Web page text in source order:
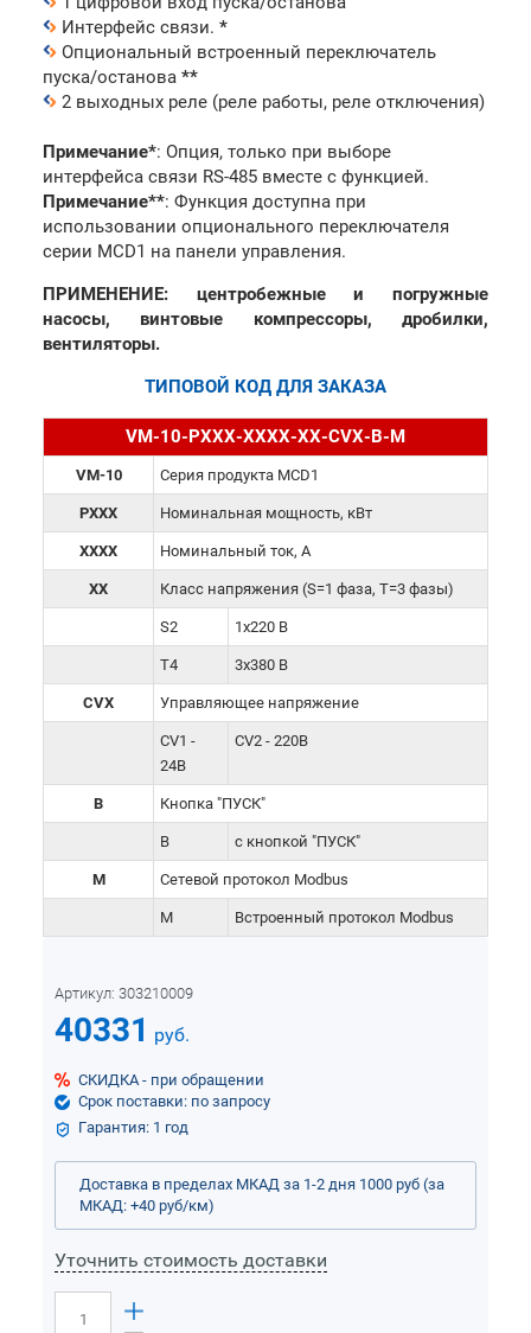
Интерфейс связи. *
Опциональный встроенный переключатель
пуска/останова **
2 выходных реле (реле работы, реле отключения)
Примечание*: Опция, только при выборе
интерфейса связи RS-485 вместе с функцией.
Примечание**: Функция доступна при
использовании опционального переключателя
серии MCD1 на панели управления.
ПРИМЕНЕНИЕ: центробежные и погружные
насосы, винтовые компрессоры, дробилки,
вентиляторы.
ТИПОВОЙ КОД ДЛЯ ЗАКАЗА
VM-10-PXXX-XXXX-XX-CVX-B-M
VM-10 Серия продукта MCD1
PXXX Номинальная мощность, кВт
XXXX Номинальный ток, А
XX Класс напряжения (S=1 фаза, Т=3 фазы)
S2 1х220 В
T4 3х380 В
CVX Управляющее напряжение
CV1 -
24В
CV2 - 220В
B Кнопка "ПУСК"
В с кнопкой "ПУСК"
M Сетевой протокол Modbus
M Встроенный протокол Modbus
Артикул: 303210009
40331 руб.
СКИДКА - при обращении
Срок поставки: по запросу
Гарантия: 1 год
Доставка в пределах МКАД за 1-2 дня 1000 руб (за
МКАД: +40 руб/км)
Уточнить стоимость доставки